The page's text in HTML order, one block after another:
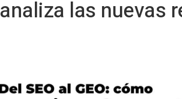
analiza las nuevas